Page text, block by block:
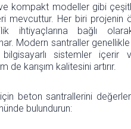
kompakt modeller gibi
mevcuttur. Her biri projenin
ihtiyaçlarına bağlı
Modern santraller
sistemler içerir
de karışım kalitesini artırır.
beton santrallerini
bulundurun: